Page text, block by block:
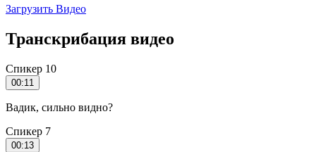
Загрузить Видео
Транскрибация видео
Спикер 10
00:11
Вадик, сильно видно?
Спикер 7
00:13